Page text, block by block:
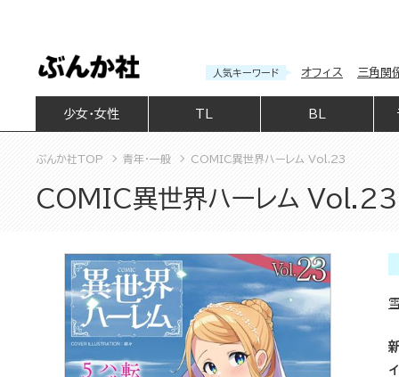
人気キーワード オフィス 三角関
少女・女性 BL
ぶんか社TOP 青年・一般 COMIC異世界ハーレム Vol.23
COMIC異世界ハーレム Vol.23